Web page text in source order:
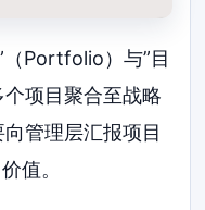
（Portfolio）与”目
项目聚合至战略
管理层汇报项目
值。